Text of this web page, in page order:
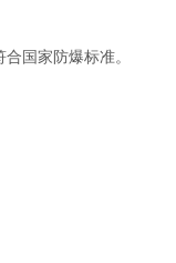
国家防爆标准。